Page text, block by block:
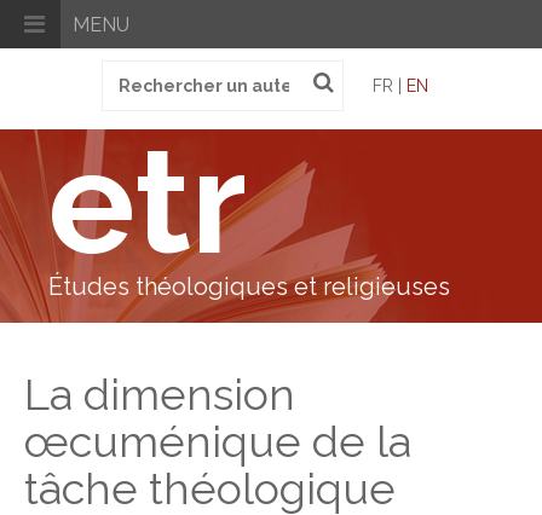
MENU
pour
FR | EN
etr
Études théologiques et religieuses
La dimension
œcuménique de la
tâche théologique